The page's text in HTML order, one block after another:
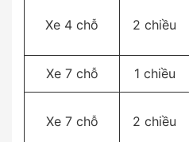
Xe 4 chỗ 2 chiều
Xe 7 chỗ 1 chiều
Xe 7 chỗ 2 chiều